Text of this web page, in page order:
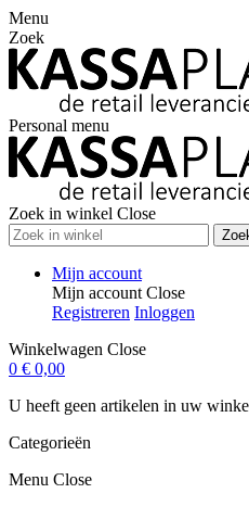
Menu
Zoek
Personal menu
Zoek in winkel Close
Mijn account
Mijn account Close
Registreren Inloggen
Winkelwagen Close
0 € 0,00
U heeft geen artikelen in uw
Categorieën
Menu Close